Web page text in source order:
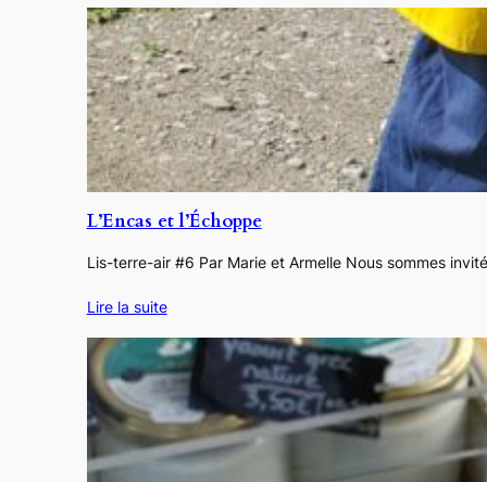
L’Encas et l’Échoppe
Lis-terre-air #6 Par Marie et Armelle Nous sommes
Lire la suite